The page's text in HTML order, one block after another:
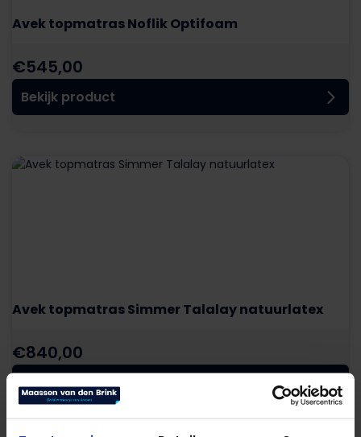
Avek topmatras Noflik Optifoam
€545,00
Bekijk product
Avek topmatras Simmer Talalay natuurlatex
€840,00
Bekijk product